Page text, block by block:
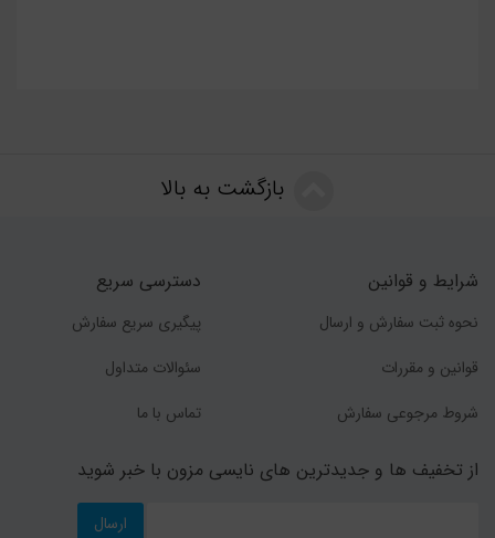
بازگشت به بالا
شرایط و قوانین
نحوه ثبت سفارش و ارسال
قوانین و مقررات
شروط مرجوعی سفارش
دسترسی سریع
پیگیری سریع سفارش
سئوالات متداول
تماس با ما
از تخفیف ها و جدیدترین های نایسی مزون با خبر شوید
ارسال